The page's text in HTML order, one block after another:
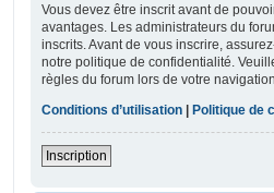
Vous devez être inscrit avant de
avantages. Les administrateurs du
inscrits. Avant de vous inscrire,
notre politique de confidentialité.
règles du forum lors de votre navigation.
Conditions d’utilisation | Politique de
Inscription